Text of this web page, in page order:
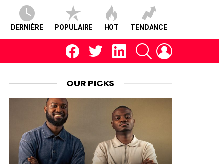
DERNIÈRE POPULAIRE HOT TENDANCE
facebooktwitter linkedin RECHERCHE
OUR PICKS